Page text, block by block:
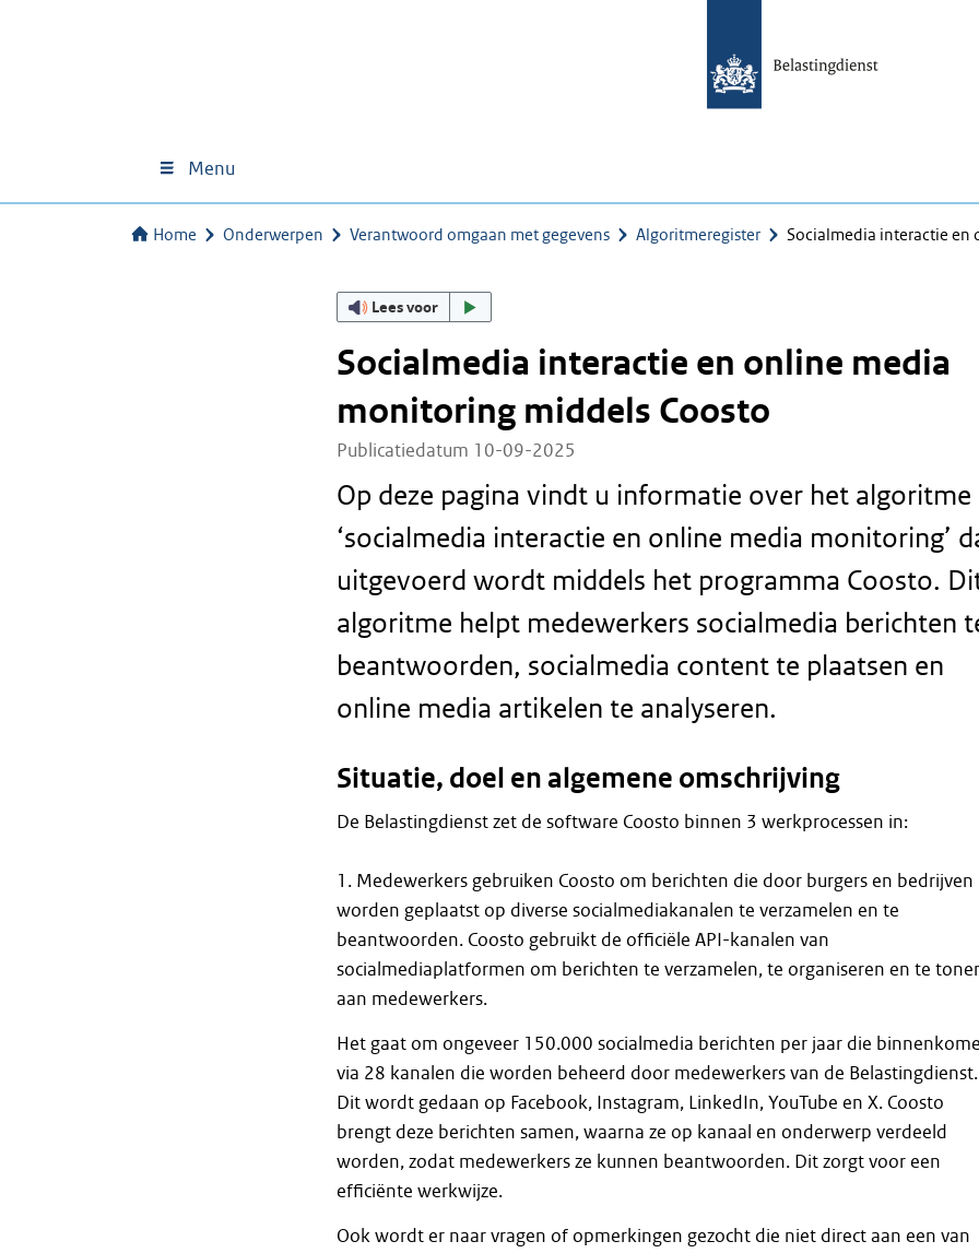
Menu
Home Onderwerpen Verantwoord omgaan met gegevens Algoritmeregister Socialmedia interactie
Lees voor
Socialmedia interactie en online media
monitoring middels Coosto
Publicatiedatum 10-09-2025
Op deze pagina vindt u informatie over het algoritme
‘socialmedia interactie en online media monitoring’
uitgevoerd wordt middels het programma Coosto.
algoritme helpt medewerkers socialmedia berichten
beantwoorden, socialmedia content te plaatsen en
online media artikelen te analyseren.
Situatie, doel en algemene omschrijving
De Belastingdienst zet de software Coosto binnen 3 werkprocessen in:
1. Medewerkers gebruiken Coosto om berichten die door burgers en bedrijven
worden geplaatst op diverse socialmediakanalen te verzamelen en te
beantwoorden. Coosto gebruikt de officiële API-kanalen van
socialmediaplatformen om berichten te verzamelen, te organiseren en te
aan medewerkers.
Het gaat om ongeveer 150.000 socialmedia berichten per jaar die
via 28 kanalen die worden beheerd door medewerkers van de Belastingdienst.
Dit wordt gedaan op Facebook, Instagram, LinkedIn, YouTube en X. Coosto
brengt deze berichten samen, waarna ze op kanaal en onderwerp verdeeld
worden, zodat medewerkers ze kunnen beantwoorden. Dit zorgt voor een
efficiënte werkwijze.
Ook wordt er naar vragen of opmerkingen gezocht die niet direct aan een van